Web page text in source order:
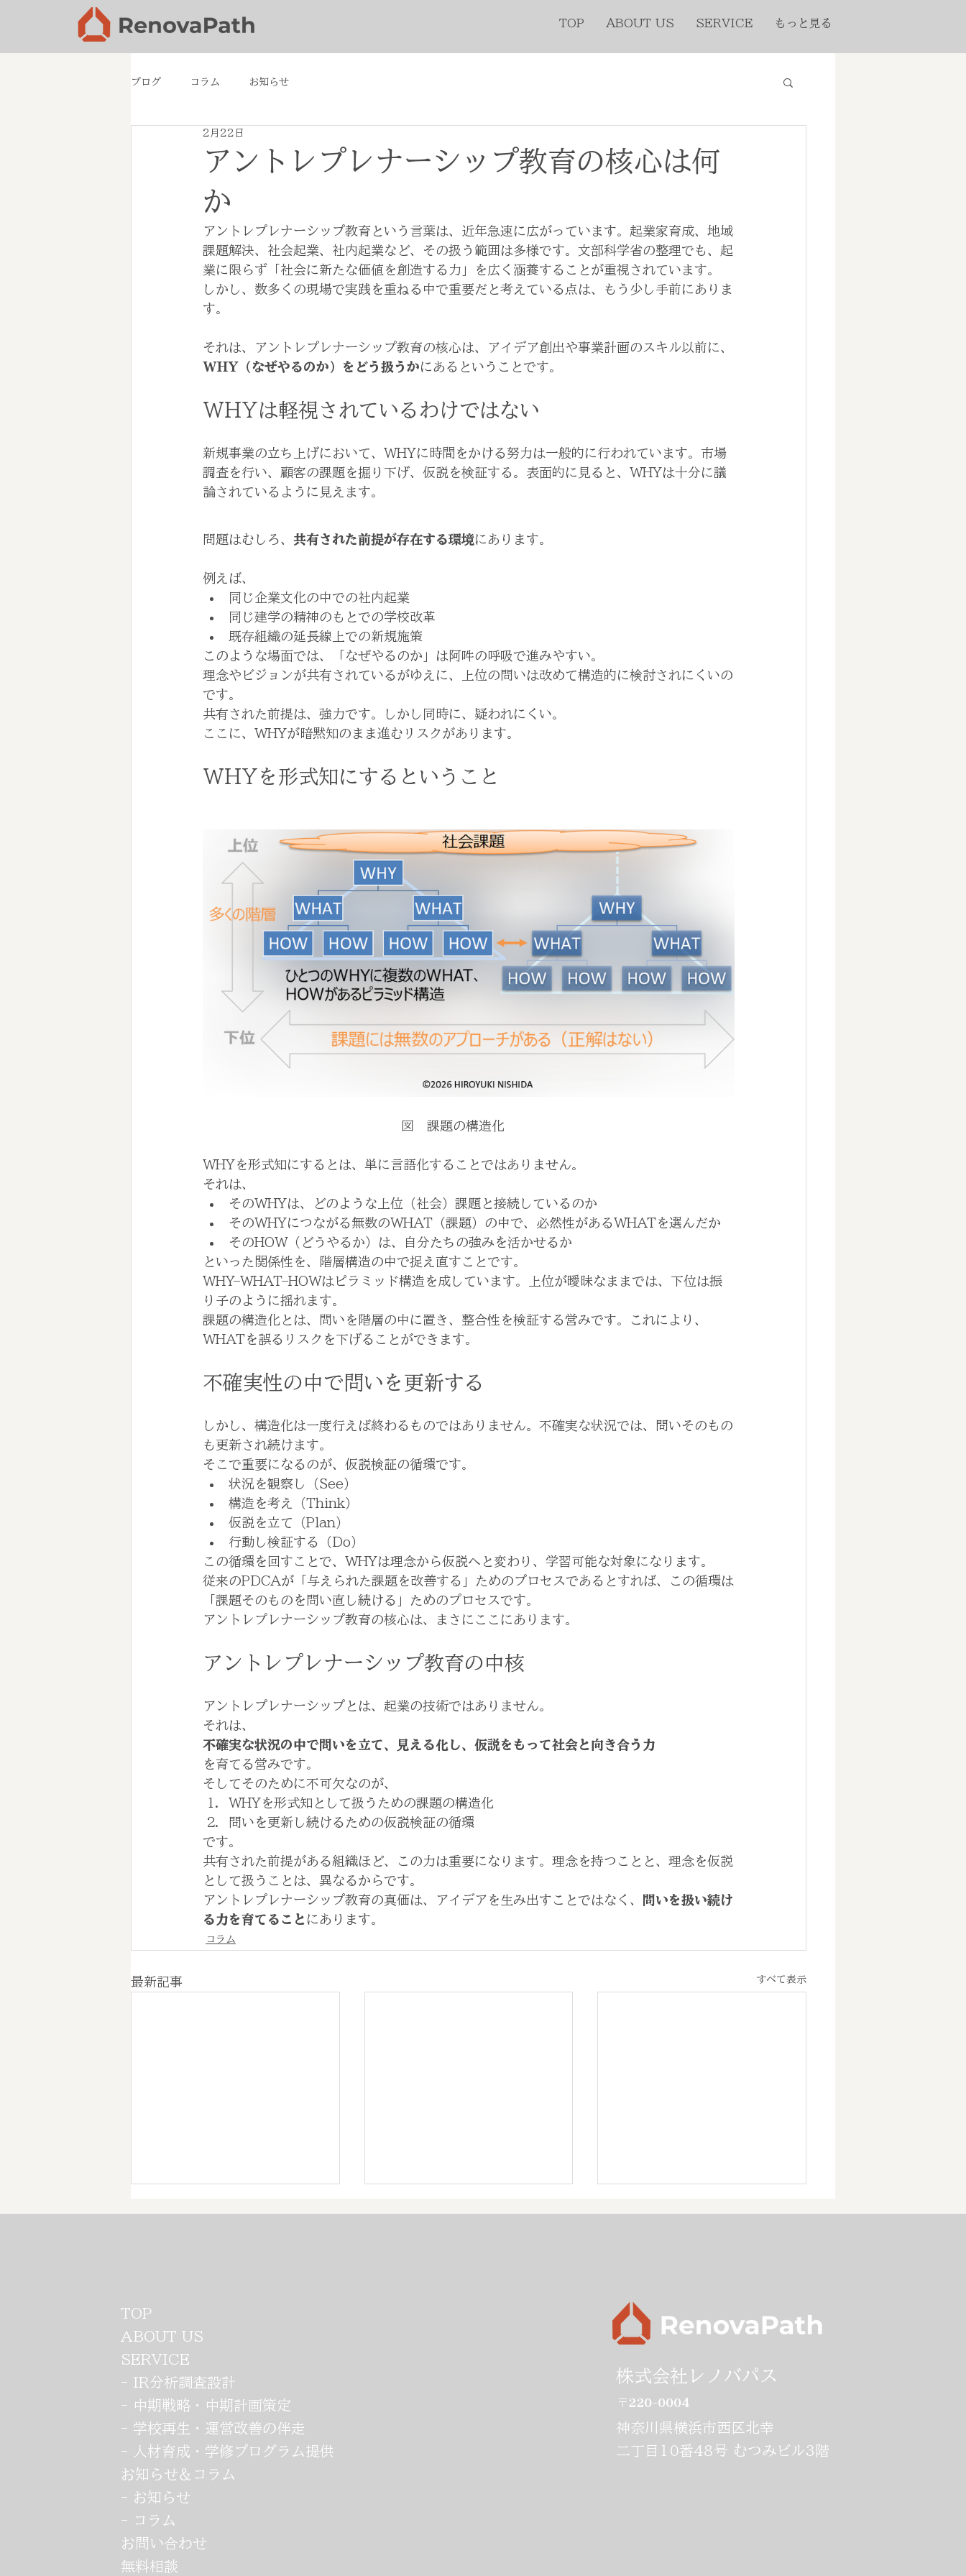
TOP ABOUT US SERVICE もっと見る
ブログ コラム お知らせ
アントレプレナーシップ教育の核心は何
か
2月22日
アントレプレナーシップ教育という言葉は、近年急速に広がっています。起業家育成、地域
課題解決、社会起業、社内起業など、その扱う範囲は多様です。文部科学省の整理でも、起
業に限らず「社会に新たな価値を創造する力」を広く涵養することが重視されています。
しかし、数多くの現場で実践を重ねる中で重要だと考えている点は、もう少し手前にありま
す。
それは、アントレプレナーシップ教育の核心は、アイデア創出や事業計画のスキル以前に、
WHY（なぜやるのか）をどう扱うかにあるということです。
WHYは軽視されているわけではない
新規事業の立ち上げにおいて、WHYに時間をかける努力は一般的に行われています。市場
調査を行い、顧客の課題を掘り下げ、仮説を検証する。表面的に見ると、WHYは十分に議
論されているように見えます。
問題はむしろ、 共有された前提が存在する環境にあります。
例えば、
同じ企業文化の中での社内起業
同じ建学の精神のもとでの学校改革
既存組織の延長線上での新規施策
このような場面では、「なぜやるのか」は阿吽の呼吸で進みやすい。
理念やビジョンが共有されているがゆえに、上位の問いは改めて構造的に検討されにくいの
です。
共有された前提は、強力です。しかし同時に、疑われにくい。
ここに、WHYが暗黙知のまま進むリスクがあります。
WHYを形式知にするということ
                                  　　　　図　課題の構造化
WHYを形式知にするとは、単に言語化することではありません。
それは、
そのWHYは、どのような上位（社会）課題と接続しているのか
そのWHYにつながる無数のWHAT（課題）の中で、必然性があるWHATを選んだか
そのHOW（どうやるか）は、自分たちの強みを活かせるか
といった関係性を、階層構造の中で捉え直すことです。
WHY–WHAT–HOWはピラミッド構造を成しています。上位が曖昧なままでは、下位は振
り子のように揺れます。
課題の構造化とは、問いを階層の中に置き、整合性を検証する営みです。これにより、
WHATを誤るリスクを下げることができます。
不確実性の中で問いを更新する
しかし、構造化は一度行えば終わるものではありません。不確実な状況では、問いそのもの
も更新され続けます。
そこで重要になるのが、仮説検証の循環です。
状況を観察し（See）
構造を考え（Think）
仮説を立て（Plan）
行動し検証する（Do）
この循環を回すことで、WHYは理念から仮説へと変わり、学習可能な対象になります。
従来のPDCAが「与えられた課題を改善する」ためのプロセスであるとすれば、この循環は
「課題そのものを問い直し続ける」ためのプロセスです。
アントレプレナーシップ教育の核心は、まさにここにあります。
アントレプレナーシップ教育の中核
アントレプレナーシップとは、起業の技術ではありません。
それは、
不確実な状況の中で問いを立て、見える化し、仮説をもって社会と向き合う力
を育てる営みです。
そしてそのために不可欠なのが、
WHYを形式知として扱うための課題の構造化
問いを更新し続けるための仮説検証の循環
です。
共有された前提がある組織ほど、この力は重要になります。理念を持つことと、理念を仮説
として扱うことは、異なるからです。
アントレプレナーシップ教育の真価は、アイデアを生み出すことではなく、
問いを扱い続け
る力を育てること にあります。
コラム
最新記事 すべて表示
（一社）私学労務研究会（第
14回中高部会）で”実効性の
ある中期計画策定”について
講演と意見交換を行いまし
た。
松本秀峰中等教育学校でアン
催しました！
TOP
ABOUT US
SERVICE
- IR分析調査設計
- 中期戦略・中期計画策定
- 学校再生・運営改善​の伴走
- 人材育成・学修プログラム提供
お知らせ＆コラム
- お知らせ
- コラム
お問い合わせ
無料相談
株式会社レノバパス
〒 220-0004
神奈川県横浜市西区北幸
二丁目10番48号 むつみビル3階